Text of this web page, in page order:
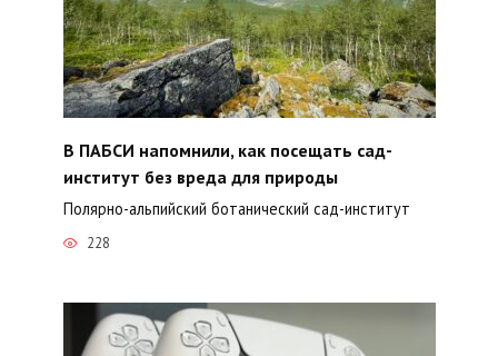
В ПАБСИ напомнили, как посещать сад-
институт без вреда для природы
Полярно-альпийский ботанический сад-институт
228